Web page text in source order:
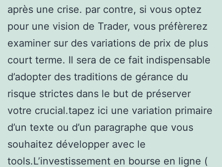
après une crise. par contre, si vous optez
pour une vision de Trader, vous préfèrerez
examiner sur des variations de prix de plus
court terme. Il sera de ce fait indispensable
d’adopter des traditions de gérance du
risque strictes dans le but de préserver
votre crucial.tapez ici une variation primaire
d’un texte ou d’un paragraphe que vous
souhaitez développer avec le
tools.L’investissement en bourse en ligne (